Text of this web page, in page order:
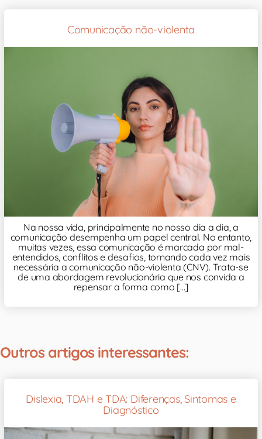
Comunicação não-violenta
Na nossa vida, principalmente no nosso dia a dia, a
comunicação desempenha um papel central. No entanto,
muitas vezes, essa comunicação é marcada por mal-
entendidos, conflitos e desafios, tornando cada vez mais
necessária a comunicação não-violenta (CNV). Trata-se
de uma abordagem revolucionária que nos convida a
repensar a forma como [...]
Outros artigos interessantes:
Dislexia, TDAH e TDA: Diferenças, Sintomas e
Diagnóstico